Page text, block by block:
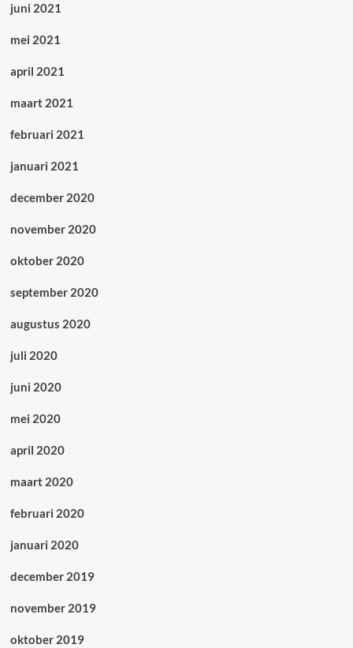
juni 2021
mei 2021
april 2021
maart 2021
februari 2021
januari 2021
december 2020
november 2020
oktober 2020
september 2020
augustus 2020
juli 2020
juni 2020
mei 2020
april 2020
maart 2020
februari 2020
januari 2020
december 2019
november 2019
oktober 2019